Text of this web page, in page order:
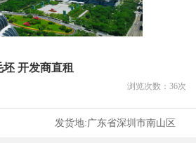
开发商直租
浏览次数： 36次
发货地:广东省深圳市南山区